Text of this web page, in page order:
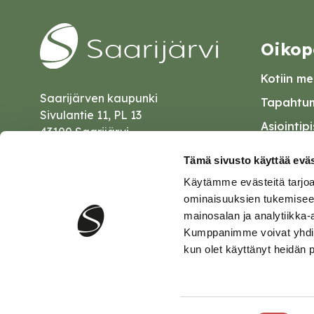
Tämä sivusto käyttää
Käytämme evästeitä
ominaisuuksien
mainosalan ja
Kumppanimme voivat
kun olet käyttänyt heidän
Saarijärven kaupunki
Sivulantie 11, PL 13
43100 Saarijärvi
Kotiin